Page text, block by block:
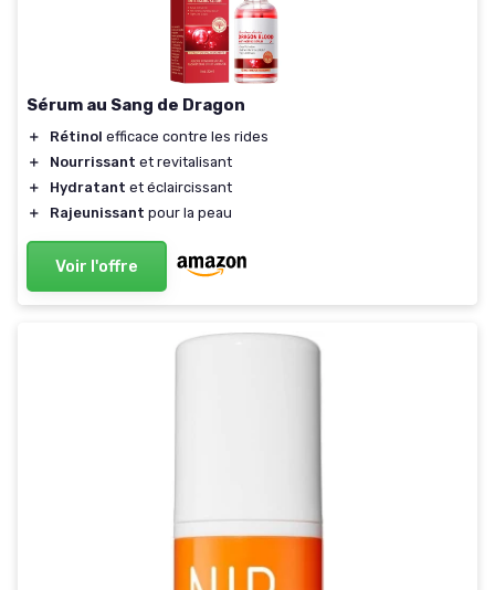
Sérum au Sang de Dragon
＋ Rétinol efficace contre les rides
＋
Nourrissant et revitalisant
＋
Hydratant et éclaircissant
＋
Rajeunissant pour la peau
Voir l'offre